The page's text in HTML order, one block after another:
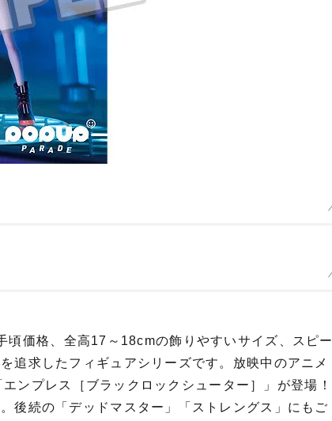
価格、全高17～18cmの飾りやすいサイズ、スピー
追求したフィギュアシリーズです。放映中のアニメ
ンプレス［ブラックロックシューター］」が登場！
後続の「デッドマスター」「ストレングス」にもご